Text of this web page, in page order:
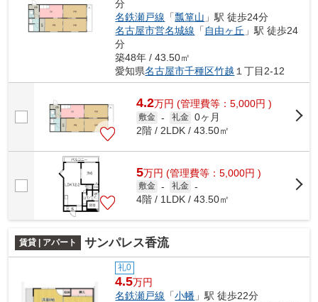
分
名鉄瀬戸線 「瓢箪山 」駅 徒歩24分
名古屋市営名城線 「 自由ヶ丘 」駅 徒歩24
分
築48年 / 43.50㎡
愛知県名古屋市千種区竹越 １丁目2-12
4.2万円 (管理費等：5,000円 )
敷金 - 礼金 0ヶ月
2階 / 2LDK / 43.50㎡
5万円 (管理費等：5,000円 )
敷金 - 礼金 -
4階 / 1LDK / 43.50㎡
賃貸 | アパート サンパレス香流
礼0
4.5万円
名鉄瀬戸線 「小幡 」駅 徒歩22分